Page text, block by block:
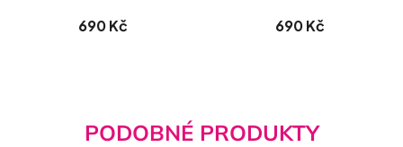
690 Kč 690 Kč
PODOBNÉ PRODUKTY